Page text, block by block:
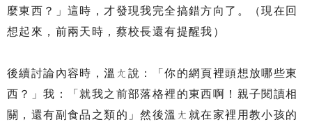
麼東西？」這時，才發現我完全搞錯方向了。（現在回
想起來，前兩天時，蔡校長還有提醒我）
後續討論內容時，溫ㄤ說：「你的網頁裡頭想放哪些東
西？」我：「就我之前部落格裡的東西啊！親子閱讀相
關，還有副食品之類的」然後溫ㄤ就在家裡用教小孩的